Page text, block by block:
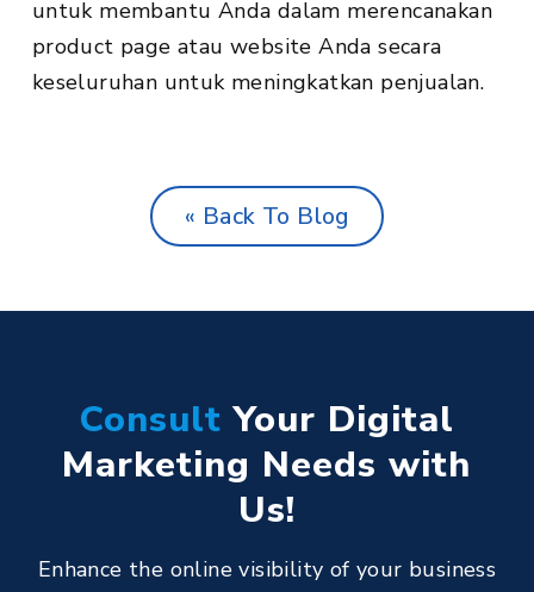
untuk membantu Anda dalam merencanakan
product page atau website Anda secara
keseluruhan untuk meningkatkan penjualan.
« Back To Blog
Consult Your Digital
Marketing Needs with
Us!
Enhance the online visibility of your business